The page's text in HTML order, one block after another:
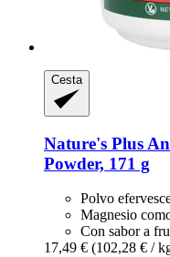
Cesta
Nature's Plus
Powder, 171 g
Polvo
Magnesio
Con sabor a
17,49 € (102,28 € /